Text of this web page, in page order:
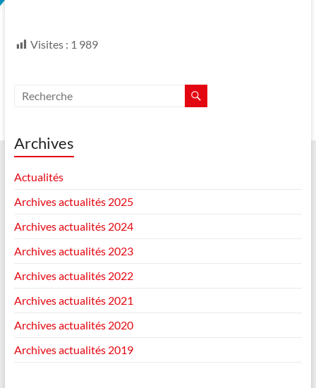
Visites : 1 989
Archives
Actualités
Archives actualités 2025
Archives actualités 2024
Archives actualités 2023
Archives actualités 2022
Archives actualités 2021
Archives actualités 2020
Archives actualités 2019